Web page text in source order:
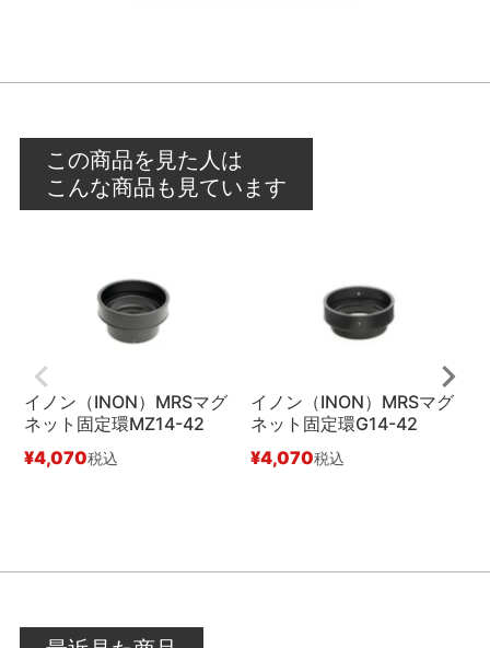
この商品を見た人は
こんな商品も見ています
イノン（INON）MRSマグ
ネット固定環MZ14-42
¥4,070税込
イノン（INON）MRSマグ
ネット固定環G14-42
¥4,070税込